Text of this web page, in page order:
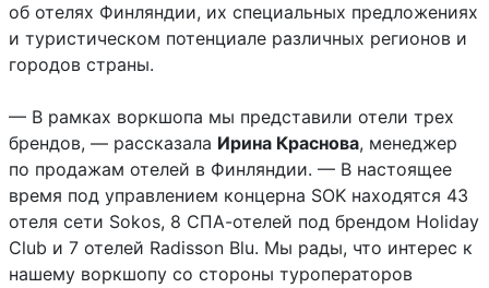
об отелях Финляндии, их специальных предложениях
и туристическом потенциале различных регионов и
городов страны.
— В рамках воркшопа мы представили отели трех
брендов, — рассказала Ирина Краснова, менеджер
по продажам отелей в Финляндии. — В настоящее
время под управлением концерна SOK находятся 43
отеля сети Sokos, 8 СПА-отелей под брендом Holiday
Club и 7 отелей Radisson Blu. Мы рады, что интерес к
нашему воркшопу со стороны туроператоров